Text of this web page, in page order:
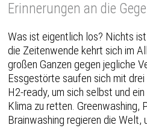
Erinnerungen an die
Was ist eigentlich los? Nichts
die Zeitenwende kehrt sich im
großen Ganzen gegen jegliche
Essgestörte saufen sich mit
H2-ready, um sich selbst und
Klima zu retten. Greenwashing,
Brainwashing regieren die Welt,